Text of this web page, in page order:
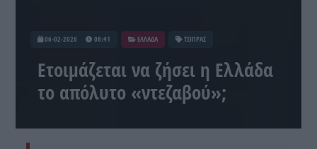
06-02-2026 08:41 ΕΛΛΑΔΑ ΤΣΙΠΡΑΣ
Ετοιμάζεται να ζήσει η Ελλάδα
το απόλυτο «ντεζαβού»;